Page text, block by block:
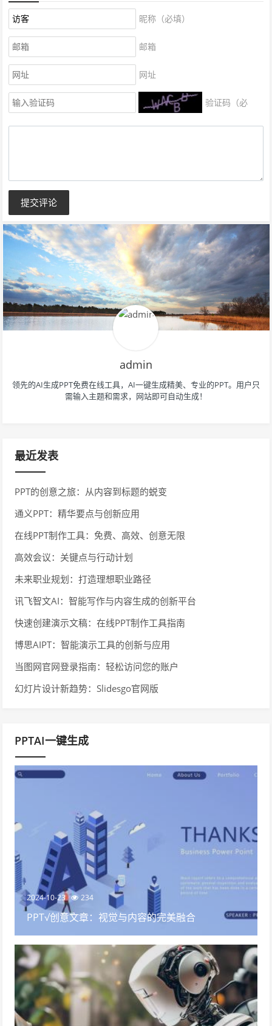
昵称（必填）
邮箱
网址
验证码（必
填）
提交评论
admin
领先的AI生成PPT免费在线工具，AI一键生成精美、专业的PPT。用户只
需输入主题和需求，网站即可自动生成！
最近发表
PPT的创意之旅：从内容到标题的蜕变
通义PPT：精华要点与创新应用
在线PPT制作工具：免费、高效、创意无限
高效会议：关键点与行动计划
未来职业规划：打造理想职业路径
讯飞智文AI：智能写作与内容生成的创新平台
快速创建演示文稿：在线PPT制作工具指南
博思AIPT：智能演示工具的创新与应用
当图网官网登录指南：轻松访问您的账户
幻灯片设计新趋势：Slidesgo官网版
PPTAI一键生成
2024-10-23 234
PPT√创意文章：视觉与内容的完美融合